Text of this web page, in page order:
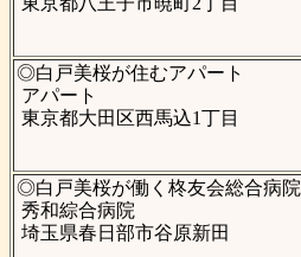
◎白戸美桜が住むアパート
アパート
東京都大田区西馬込1丁目
◎白戸美桜が働く柊友会総合病院
秀和綜合病院
埼玉県春日部市谷原新田